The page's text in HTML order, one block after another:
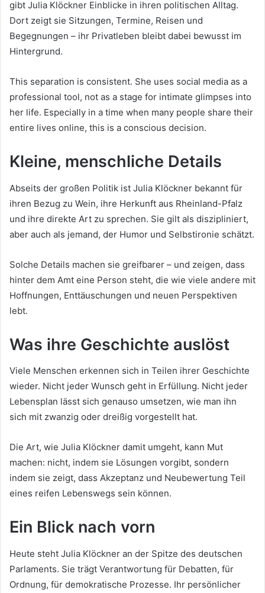
gibt Julia Klöckner Einblicke in ihren politischen Alltag.
Dort zeigt sie Sitzungen, Termine, Reisen und
Begegnungen – ihr Privatleben bleibt dabei bewusst im
Hintergrund.
This separation is consistent. She uses social media as a
professional tool, not as a stage for intimate glimpses into
her life. Especially in a time when many people share their
entire lives online, this is a conscious decision.
Kleine, menschliche Details
Abseits der großen Politik ist Julia Klöckner bekannt für
ihren Bezug zu Wein, ihre Herkunft aus Rheinland-Pfalz
und ihre direkte Art zu sprechen. Sie gilt als diszipliniert,
aber auch als jemand, der Humor und Selbstironie schätzt.
Solche Details machen sie greifbarer – und zeigen, dass
hinter dem Amt eine Person steht, die wie viele andere mit
Hoffnungen, Enttäuschungen und neuen Perspektiven
lebt.
Was ihre Geschichte auslöst
Viele Menschen erkennen sich in Teilen ihrer Geschichte
wieder. Nicht jeder Wunsch geht in Erfüllung. Nicht jeder
Lebensplan lässt sich genauso umsetzen, wie man ihn
sich mit zwanzig oder dreißig vorgestellt hat.
Die Art, wie Julia Klöckner damit umgeht, kann Mut
machen: nicht, indem sie Lösungen vorgibt, sondern
indem sie zeigt, dass Akzeptanz und Neubewertung Teil
eines reifen Lebenswegs sein können.
Ein Blick nach vorn
Heute steht Julia Klöckner an der Spitze des deutschen
Parlaments. Sie trägt Verantwortung für Debatten, für
Ordnung, für demokratische Prozesse. Ihr persönlicher